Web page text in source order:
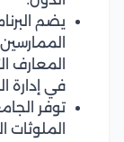
يضم
المعارف
في إدارة
توفر